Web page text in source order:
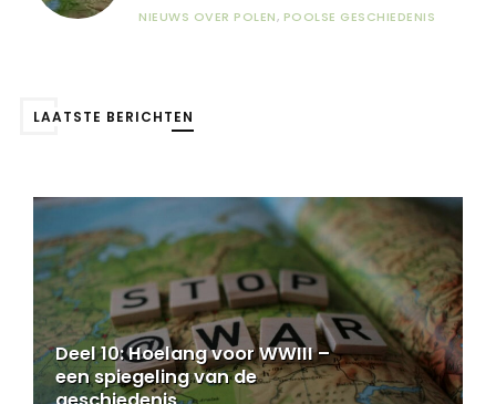
NIEUWS OVER POLEN, POOLSE GESCHIEDENIS
LAATSTE BERICHTEN
Deel 9½: Hoelang voor WWIII –
een spiegeling van de